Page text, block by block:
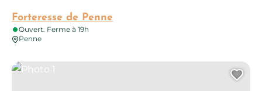
Forteresse de Penne
Ouvert. Ferme à 19h
Penne
Photo 1